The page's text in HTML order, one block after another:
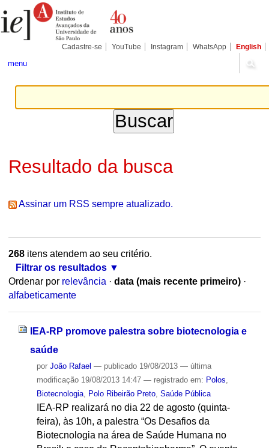
para
conteúdo.
Pessoais
Cadastre-se YouTube Instagram WhatsApp English
menu
Resultado da busca
Assinar um RSS sempre atualizado.
268itens atendem ao seu critério.
Filtrar os resultados
Ordenar por relevância · data (mais recente primeiro) ·
alfabeticamente
IEA-RP promove palestra sobre biotecnologia e
saúde
por João Rafael — publicado19/08/2013 — última
modificação19/08/2013 14:47 — registrado em: Polos
Biotecnologia, Polo Ribeirão Preto, Saúde Pública
IEA-RP realizará no dia 22 de agosto (quinta-
feira), às 10h, a palestra “Os Desafios da
Biotecnologia na área de Saúde Humana no